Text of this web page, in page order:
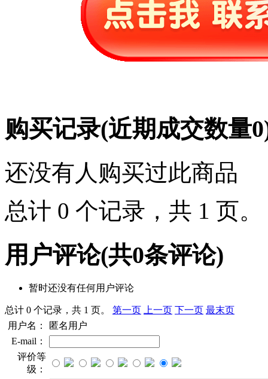
购买记录(近期成交数量0
还没有人购买过此商品
总计 0 个记录，共 1 页。
用户评论(共0条评论)
暂时还没有任何用户评论
总计 0 个记录，共 1 页。 第一页 上一页 下一页 最末页
用户名：
匿名用户
E-mail：
评价等
级：